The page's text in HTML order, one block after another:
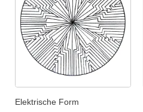
Elektrische Form